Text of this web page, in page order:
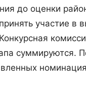
до оценки
участие
суммируются.